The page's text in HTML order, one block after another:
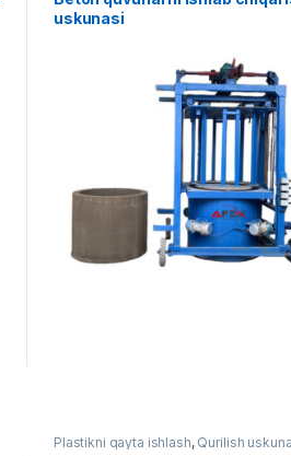
uskunasi
Plastikni qayta ishlash, Qurilish